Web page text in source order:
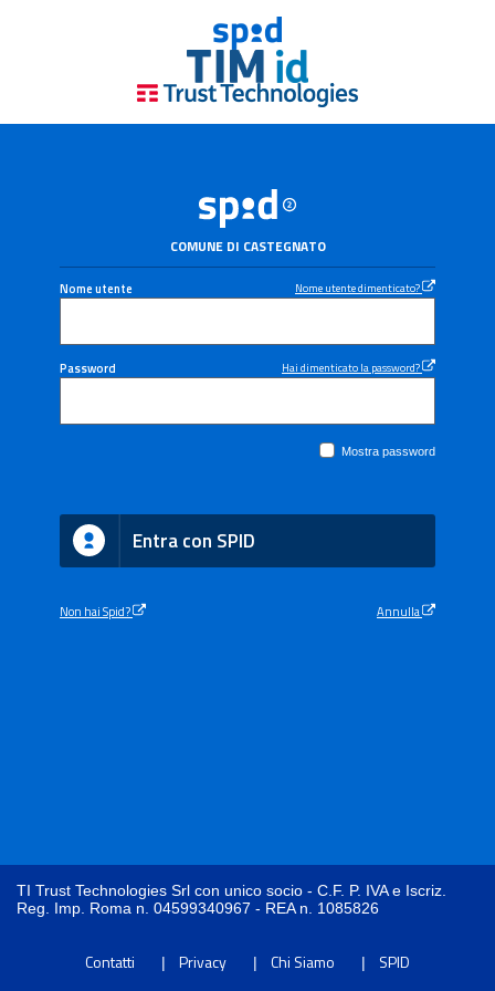
COMUNE DI CASTEGNATO
Nome utente Nome utente dimenticato?
Password Hai dimenticato la password?
Mostra password
Entra con SPID
Non hai Spid? Annulla
TI Trust Technologies Srl con unico socio - C.F. P. IVA e Iscriz.
Reg. Imp. Roma n. 04599340967 - REA n. 1085826
Contatti Privacy Chi Siamo SPID